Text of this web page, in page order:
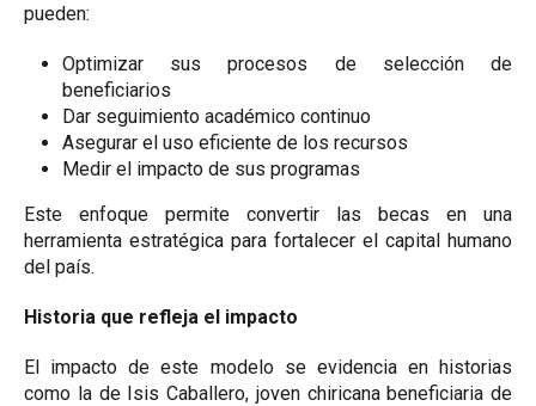
pueden:
Optimizar sus procesos de selección de
beneficiarios
Dar seguimiento académico continuo
Asegurar el uso eficiente de los recursos
Medir el impacto de sus programas
Este enfoque permite convertir las becas en una
herramienta estratégica para fortalecer el capital humano
del país.
Historia que refleja el impacto
El impacto de este modelo se evidencia en historias
como la de Isis Caballero, joven chiricana beneficiaria de